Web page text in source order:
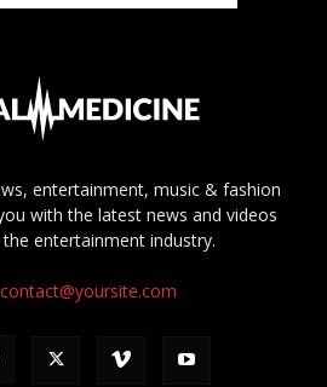
entertainment, music & fashion
with the latest news and videos
entertainment industry.
contact@yoursite.com